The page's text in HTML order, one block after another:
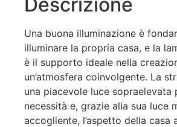
Una buona illuminazione è
illuminare la propria casa, e la
è il supporto ideale nella
un’atmosfera coinvolgente. La
una piacevole luce sopraelevata
necessità e, grazie alla sua luce
accogliente, l’aspetto della casa